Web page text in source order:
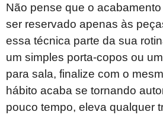
Não pense que o
ser reservado apenas às
essa técnica parte da sua
um simples porta-copos ou
para sala, finalize com o
hábito acaba se tornando
pouco tempo, eleva qualquer